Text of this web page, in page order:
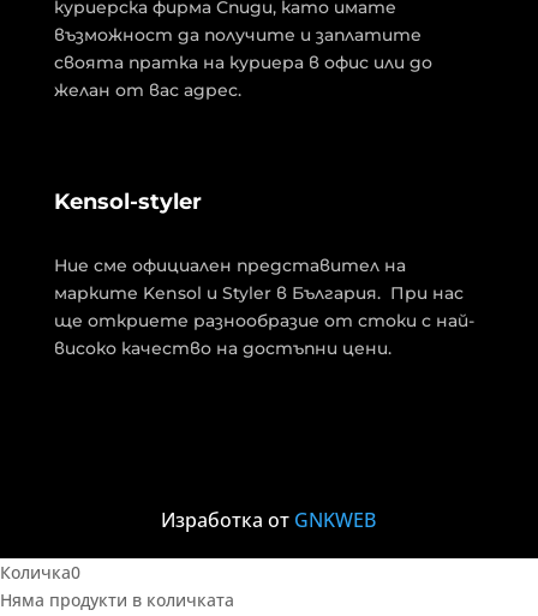
куриерска фирма Спиди, като имате
възможност да получите и заплатите
своята пратка на куриера в офис или до
желан от вас адрес.
Kensol-styler
Ние сме официален представител на
марките Kensol и Styler в България. При нас
ще откриете разнообразие от стоки с най-
високо качество на достъпни цени.
Изработка от GNKWEB
Количка0
Няма продукти в количката